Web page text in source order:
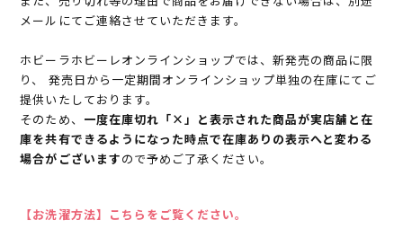
メールにてご連絡させていただきます。
ホビーラホビーレオンラインショップでは、新発売の商品に限
り、 発売日から一定期間オンラインショップ単独の在庫にてご
提供いたしております。
そのため、 一度在庫切れ「×」と表示された商品が実店舗と在
庫を共有できるようになった時点で在庫ありの表示へと変わる
場合がございますので予めご了承ください。
【お洗濯方法】こちらをご覧ください。